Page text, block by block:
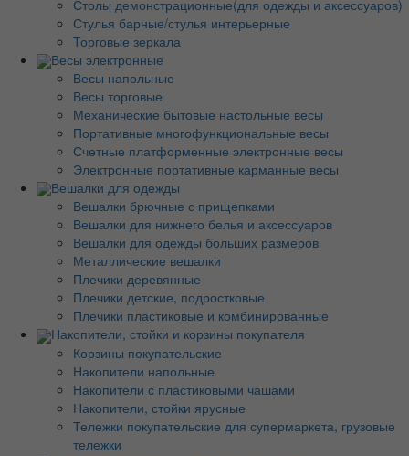
Столы демонстрационные(для одежды и аксессуаров)
Стулья барные/стулья интерьерные
Торговые зеркала
Весы электронные
Весы напольные
Весы торговые
Механические бытовые настольные весы
Портативные многофункциональные весы
Счетные платформенные электронные весы
Электронные портативные карманные весы
Вешалки для одежды
Вешалки брючные с прищепками
Вешалки для нижнего белья и аксессуаров
Вешалки для одежды больших размеров
Металлические вешалки
Плечики деревянные
Плечики детские, подростковые
Плечики пластиковые и комбинированные
Накопители, стойки и корзины покупателя
Корзины покупательские
Накопители напольные
Накопители с пластиковыми чашами
Накопители, стойки ярусные
Тележки покупательские для супермаркета, грузовые
тележки